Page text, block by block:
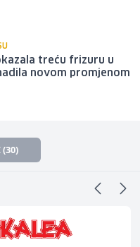
treću frizuru u
novom promjenom
(30)